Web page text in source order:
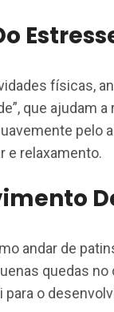
físicas,
que ajudam
pelo
e relaxamento.
andar de
quedas
para o